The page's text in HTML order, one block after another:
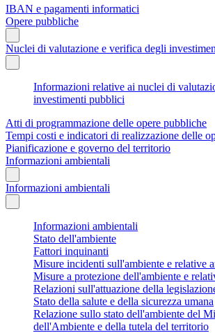
IBAN e pagamenti informatici
Opere pubbliche
Nuclei di valutazione e verifica degli
Informazioni relative ai nuclei di
investimenti pubblici
Atti di programmazione delle opere pubbliche
Tempi costi e indicatori di realizzazione delle
Pianificazione e governo del territorio
Informazioni ambientali
Informazioni ambientali
Informazioni ambientali
Stato dell'ambiente
Fattori inquinanti
Misure incidenti sull'ambiente e relative
Misure a protezione dell'ambiente e
Relazioni sull'attuazione della
Stato della salute e della sicurezza umana
Relazione sullo stato dell'ambiente del
dell'Ambiente e della tutela del territorio